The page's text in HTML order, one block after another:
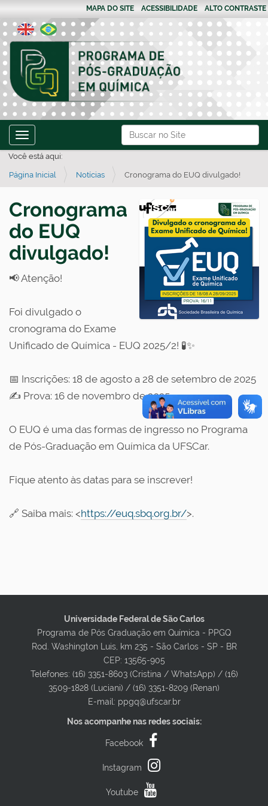
Busca
Busca Avançada…
MAPA DO SITE ACESSIBILIDADE ALTO CONTRASTE
Toggle navigation
Você está aqui:
Página Inicial Notícias Cronograma do EUQ divulgado!
Cronograma
do EUQ
divulgado!
📢 Atenção!
Foi divulgado o
cronograma do Exame
Unificado de Química - EUQ 2025/2! 🧪✨
📅 Inscrições: 18 de agosto a 28 de setembro de 2025
✍️ Prova: 16 de novembro de 2025
O EUQ é uma das formas de ingresso no Programa
de Pós-Graduação em Química da UFSCar.
Fique atento às datas para se inscrever!
🔗 Saiba mais: <https://euq.sbq.org.br/>.
Universidade Federal de São Carlos
Programa de Pós Graduação em Química - PPGQ
Rod. Washington Luis, km 235 - São Carlos - SP - BR
CEP: 13565-905
Telefones: (16) 3351-8603 (Cristina / WhatsApp) / (16)
3509-1828 (Luciani) / (16) 3351-8209 (Renan)
E-mail: ppgq@ufscar.br
Nos acompanhe nas redes sociais:
Facebook
Instagram
Youtube